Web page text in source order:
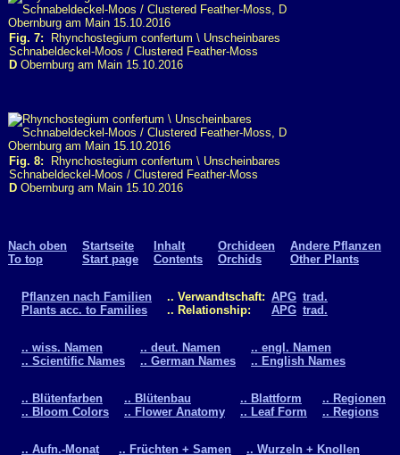
Fig. 7: Rhynchostegium confertum \ Unscheinbares
Schnabeldeckel-Moos / Clustered Feather-Moss
D Obernburg am Main 15.10.2016
Fig. 8: Rhynchostegium confertum \ Unscheinbares
Schnabeldeckel-Moos / Clustered Feather-Moss
D Obernburg am Main 15.10.2016
Nach oben
To top
Startseite
Start page
Inhalt
Contents
Orchideen
Orchids
Andere Pflanzen
Other Plants
Pflanzen nach Familien
Plants acc. to Families
.. Verwandtschaft:
.. Relationship:
APG
APG
trad.
trad.
.. wiss. Namen
.. Scientific Names
.. deut. Namen
.. German Names
.. engl. Namen
.. English Names
.. Blütenfarben
.. Bloom Colors
.. Blütenbau
.. Flower Anatomy
.. Blattform
.. Leaf Form
.. Regionen
.. Regions
.. Aufn.-Monat
.. Früchten + Samen
.. Wurzeln + Knollen